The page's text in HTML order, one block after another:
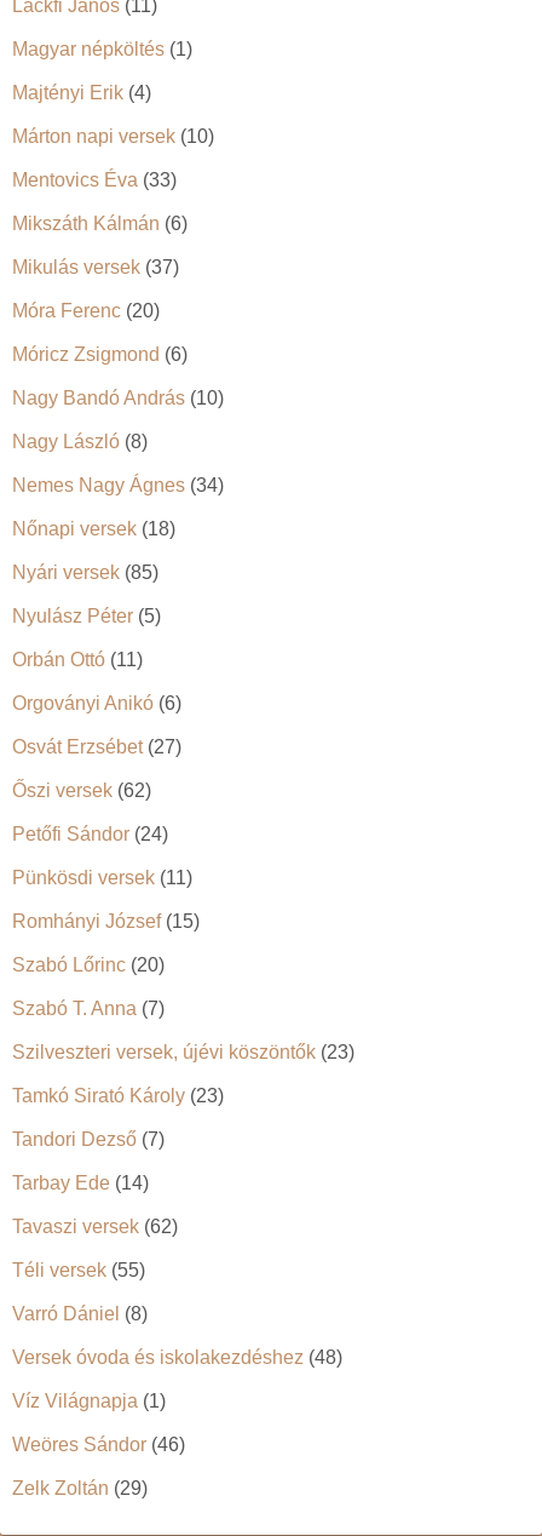
Lackfi János (11)
Magyar népköltés (1)
Majtényi Erik (4)
Márton napi versek (10)
Mentovics Éva (33)
Mikszáth Kálmán (6)
Mikulás versek (37)
Móra Ferenc (20)
Móricz Zsigmond (6)
Nagy Bandó András (10)
Nagy László (8)
Nemes Nagy Ágnes (34)
Nőnapi versek (18)
Nyári versek (85)
Nyulász Péter (5)
Orbán Ottó (11)
Orgoványi Anikó (6)
Osvát Erzsébet(27)
Őszi versek (62)
Petőfi Sándor (24)
Pünkösdi versek (11)
Romhányi József(15)
Szabó Lőrinc (20)
Szabó T. Anna (7)
Szilveszteri versek, újévi köszöntők (23)
Tamkó Sirató Károly (23)
Tandori Dezső (7)
Tarbay Ede (14)
Tavaszi versek (62)
Téli versek (55)
Varró Dániel (8)
Versek óvoda és iskolakezdéshez (48)
Víz Világnapja (1)
Weöres Sándor (46)
Zelk Zoltán (29)